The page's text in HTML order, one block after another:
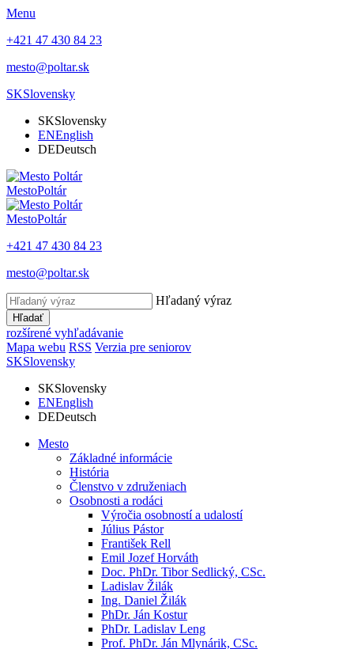
Menu
+421 47 430 84 23
mesto@poltar.sk
SKSlovensky
SKSlovensky
ENEnglish
DEDeutsch
MestoPoltár
MestoPoltár
+421 47 430 84 23
mesto@poltar.sk
Hľadaný výraz
Hľadať
rozšírené vyhľadávanie
Mapa webu RSS Verzia pre seniorov
SKSlovensky
SKSlovensky
ENEnglish
DEDeutsch
Mesto
Základné informácie
História
Členstvo v združeniach
Osobnosti a rodáci
Výročia osobností a udalostí
Július Pástor
František Rell
Emil Jozef Horváth
Doc. PhDr. Tibor Sedlický, CSc.
Ladislav Žilák
Ing. Daniel Žilák
PhDr. Ján Kostur
PhDr. Ladislav Leng
Prof. PhDr. Ján Mlynárik, CSc.